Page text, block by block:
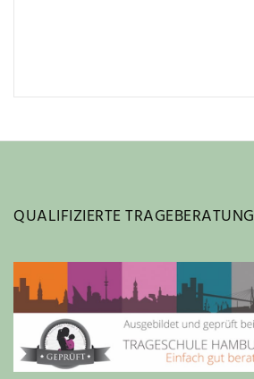
QUALIFIZIERTE TRAGEBERATUNG